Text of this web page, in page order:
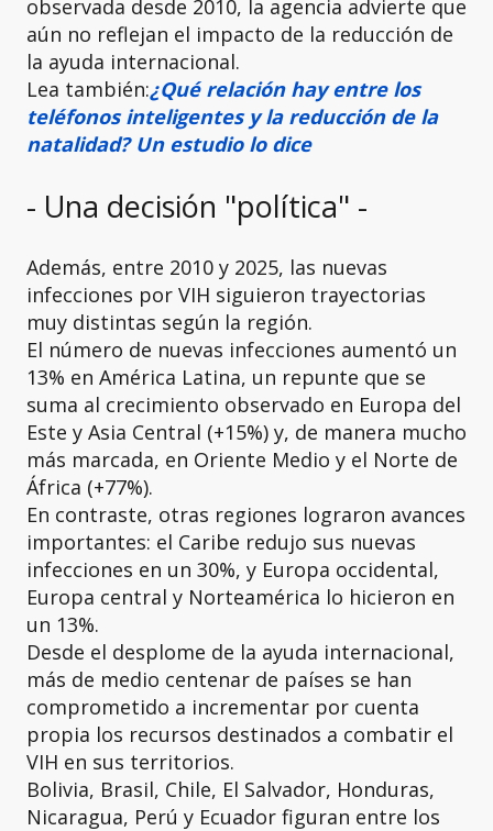
observada desde 2010, la agencia advierte que
aún no reflejan el impacto de la reducción de
la ayuda internacional.
Lea también:¿Qué relación hay entre los
teléfonos inteligentes y la reducción de la
natalidad? Un estudio lo dice
- Una decisión "política" -
Además, entre 2010 y 2025, las nuevas
infecciones por VIH siguieron trayectorias
muy distintas según la región.
El número de nuevas infecciones aumentó un
13% en América Latina, un repunte que se
suma al crecimiento observado en Europa del
Este y Asia Central (+15%) y, de manera mucho
más marcada, en Oriente Medio y el Norte de
África (+77%).
En contraste, otras regiones lograron avances
importantes: el Caribe redujo sus nuevas
infecciones en un 30%, y Europa occidental,
Europa central y Norteamérica lo hicieron en
un 13%.
Desde el desplome de la ayuda internacional,
más de medio centenar de países se han
comprometido a incrementar por cuenta
propia los recursos destinados a combatir el
VIH en sus territorios.
Bolivia, Brasil, Chile, El Salvador, Honduras,
Nicaragua, Perú y Ecuador figuran entre los